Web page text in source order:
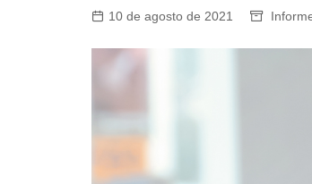
10 de agosto de 2021